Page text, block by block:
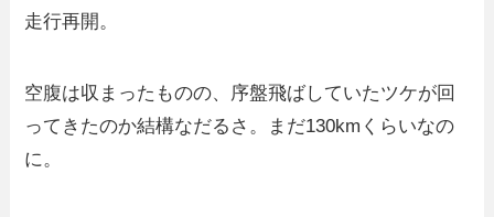
走行再開。
空腹は収まったものの、序盤飛ばしていたツケが回
ってきたのか結構なだるさ。まだ130kmくらいなの
に。